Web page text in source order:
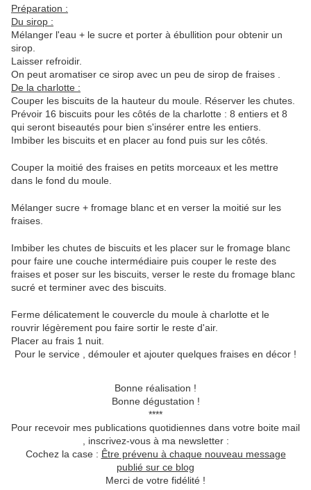
Préparation :
Du sirop :
Mélanger l'eau + le sucre et porter à ébullition pour obtenir un
sirop.
Laisser refroidir.
On peut aromatiser ce sirop avec un peu de sirop de fraises .
De la charlotte :
Couper les biscuits de la hauteur du moule. Réserver les chutes.
Prévoir 16 biscuits pour les côtés de la charlotte : 8 entiers et 8
qui seront biseautés pour bien s'insérer entre les entiers.
Imbiber les biscuits et en placer au fond puis sur les côtés.
Couper la moitié des fraises en petits morceaux et les mettre
dans le fond du moule.
Mélanger sucre + fromage blanc et en verser la moitié sur les
fraises.
Imbiber les chutes de biscuits et les placer sur le fromage blanc
pour faire une couche intermédiaire puis couper le reste des
fraises et poser sur les biscuits, verser le reste du fromage blanc
sucré et terminer avec des biscuits.
Ferme délicatement le couvercle du moule à charlotte et le
rouvrir légèrement pou faire sortir le reste d'air.
Placer au frais 1 nuit.
Pour le service , démouler et ajouter quelques fraises en décor !
Bonne réalisation !
Bonne dégustation !
****
Pour recevoir mes publications quotidiennes dans votre boite mail
, inscrivez-vous à ma newsletter :
Cochez la case : Être prévenu à chaque nouveau message
publié sur ce blog
Merci de votre fidélité !